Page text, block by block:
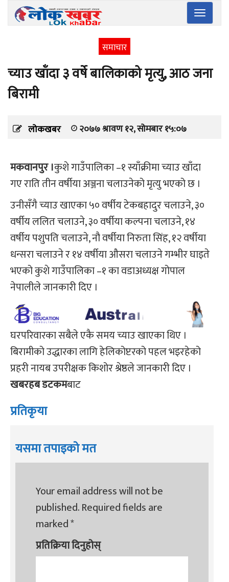
Toggle
समाचार
च्याउ खाँदा ३ वर्षे बालिकाको मृत्यु, आठ जना
बिरामी
लोकखबर २०७७ श्रावण १२, सोमबार १५:०७
मकवानपुर ।कुशे गाउँपालिका –१ स्याँक्रीमा च्याउ खाँदा
गए राति तीन वर्षीया अञ्जना चलाउनेको मृत्यु भएको छ ।
उनीसँगै च्याउ खाएका ५० वर्षीय टेकबहादुर चलाउने, ३०
वर्षीय ललित चलाउने, ३० वर्षीया कल्पना चलाउने, १४
वर्षीय पशुपति चलाउने, नौ वर्षीया निरुता सिंह, १२ वर्षीया
धन्सरा चलाउने र १४ वर्षीया औसरा चलाउने गम्भीर घाइते
भएको कुशे गाउँपालिका –१ का वडाअध्यक्ष गोपाल
नेपालीले जानकारी दिए ।
घरपरिवारका सबैले एकै समय च्याउ खाएका थिए ।
बिरामीको उद्धारका लागि हेलिकोप्टरको पहल भइरहेको
प्रहरी नायब उपरीक्षक किशोर श्रेष्ठले जानकारी दिए ।
खबरहब डटकमबाट
प्रतिकृया
यसमा तपाइको मत
Your email address will not be
published.Required fields are
marked*
प्रतिक्रिया दिनुहोस्